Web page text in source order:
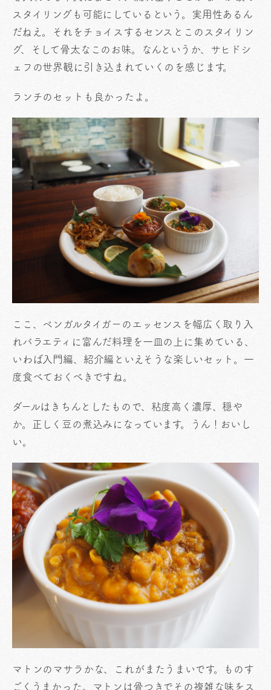
スタイリングも可能にしているという。実用性あるん
だねえ。それをチョイスするセンスとこのスタイリン
グ、そして骨太なこのお味。なんというか、サヒドシ
ェフの世界観に引き込まれていくのを感じます。
ランチのセットも良かったよ。
ここ、ベンガルタイガーのエッセンスを幅広く取り入
れバラエティに富んだ料理を一皿の上に集めている、
いわば入門編、紹介編といえそうな楽しいセット。一
度食べておくべきですね。
ダールはきちんとしたもので、粘度高く濃厚、穏や
か。正しく豆の煮込みになっています。うん！おいし
い。
マトンのマサラかな、これがまたうまいです。ものす
ごくうまかった。マトンは骨つきでその複雑な味をス